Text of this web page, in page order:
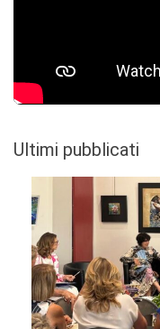
Ultimi pubblicati